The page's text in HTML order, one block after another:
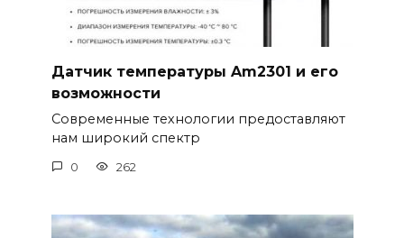
Датчик температуры Am2301 и его
возможности
Современные технологии предоставляют
нам широкий спектр
0 262